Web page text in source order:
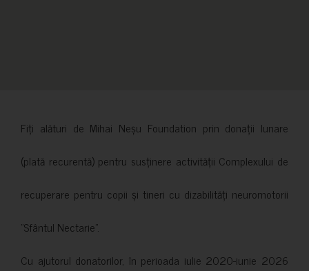
Fiți alături de Mihai Neșu Foundation prin donații lunare
(plată recurentă) pentru susținere activității Complexului de
recuperare pentru copii și tineri cu dizabilități neuromotorii
”Sfântul Nectarie”.
Cu ajutorul donatorilor, în perioada iulie 2020-iunie 2026